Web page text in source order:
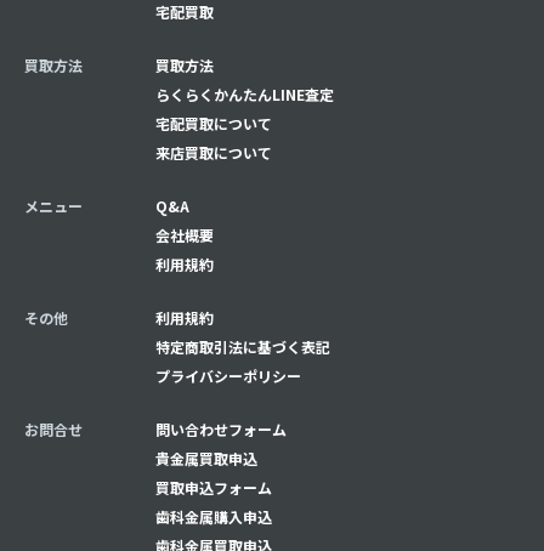
宅配買取
買取方法
買取方法
らくらくかんたんLINE査定
宅配買取について
来店買取について
メニュー
Q&A
会社概要
利用規約
その他
利用規約
特定商取引法に基づく表記
プライバシーポリシー
お問合せ
問い合わせフォーム
貴金属買取申込
買取申込フォーム
⻭科金属購入申込
⻭科金属買取申込